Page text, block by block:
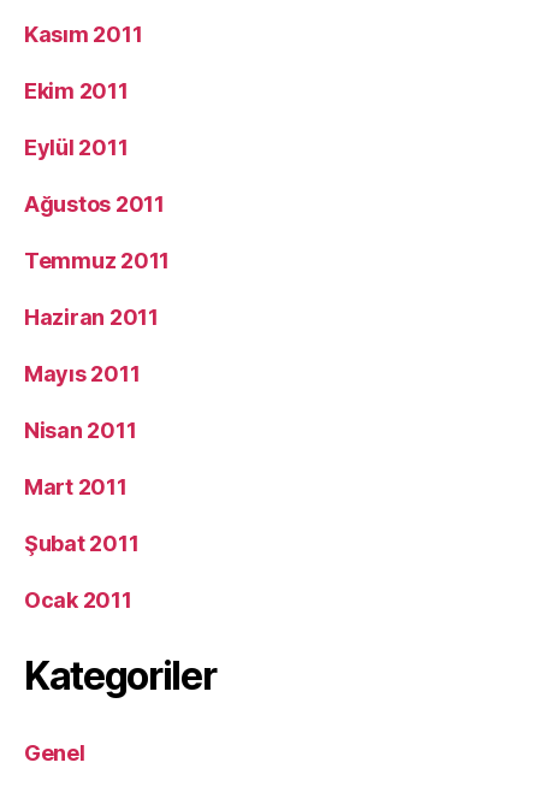
Kasım 2011
Ekim 2011
Eylül 2011
Ağustos 2011
Temmuz 2011
Haziran 2011
Mayıs 2011
Nisan 2011
Mart 2011
Şubat 2011
Ocak 2011
Kategoriler
Genel